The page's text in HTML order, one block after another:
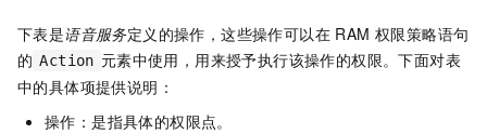
下表是语音服务定义的操作，这些操作可以在 RAM 权限策略语句
的 Action 元素中使用，用来授予执行该操作的权限。下面对表
中的具体项提供说明：
操作：是指具体的权限点。